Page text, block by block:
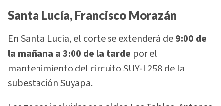
Santa Lucía, Francisco Morazán
En Santa Lucía, el corte se extenderá de9:00 de
la mañana a 3:00 de la tarde por el
mantenimiento del circuito SUY-L258 de la
subestación Suyapa.